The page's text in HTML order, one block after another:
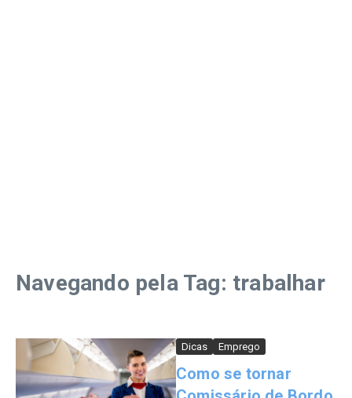
Navegando pela Tag: trabalhar
Dicas Emprego
Como se tornar